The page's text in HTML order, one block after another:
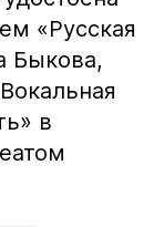
«Русская
Быкова,
в